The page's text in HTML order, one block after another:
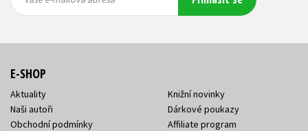
E-SHOP
Aktuality
Naši autoři
Obchodní podmínky
Knižní novinky
Dárkové poukazy
Affiliate program